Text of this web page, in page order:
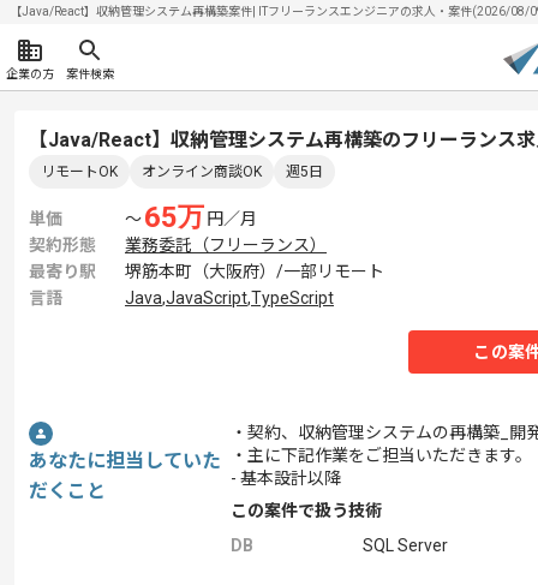
【Java/React】収納管理システム再構築案件| ITフリーランスエンジニアの求人・案件(2026/08/
企業の方 案件検索
【Java/React】収納管理システム再構築のフリーランス
リモートOK オンライン商談OK 週5日
単価 〜65万 円／月
契約形態
業務委託（フリーランス）
最寄り駅
堺筋本町（大阪府）/一部リモート
言語
Java,JavaScript,TypeScript
この案
あなたに担当していた
だくこと
・契約、収納管理システムの再構築_
・主に下記作業をご担当いただきます。
- 基本設計以降
この案件で扱う技術
DB
SQL Server